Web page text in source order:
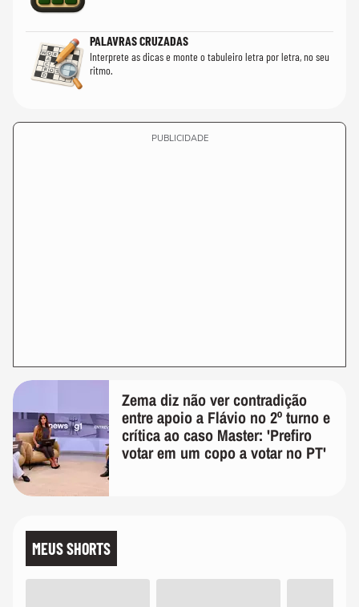
PALAVRAS CRUZADAS
Interprete as dicas e monte o tabuleiro letra por letra, no seu
ritmo.
PUBLICIDADE
Zema diz não ver contradição
entre apoio a Flávio no 2º turno e
crítica ao caso Master: 'Prefiro
votar em um copo a votar no PT'
MEUS SHORTS